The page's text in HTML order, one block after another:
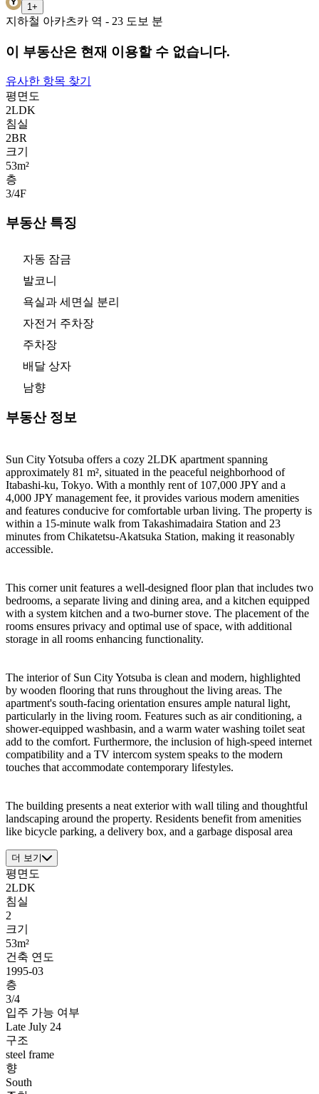
1 +
지하철 아카츠카 역 - 23 도보 분
이 부동산은 현재 이용할 수 없습니다.
유사한 항목 찾기
평면도
2LDK
침실
2BR
크기
53m²
층
3/4F
부동산 특징
자동 잠금
발코니
욕실과 세면실 분리
자전거 주차장
주차장
배달 상자
남향
부동산 정보
Sun City Yotsuba offers a cozy 2LDK apartment spanning
approximately 81 m², situated in the peaceful neighborhood of
Itabashi-ku, Tokyo. With a monthly rent of 107,000 JPY and a
4,000 JPY management fee, it provides various modern amenities
and features conducive for comfortable urban living. The property is
within a 15-minute walk from Takashimadaira Station and 23
minutes from Chikatetsu-Akatsuka Station, making it reasonably
accessible.
This corner unit features a well-designed floor plan that includes two
bedrooms, a separate living and dining area, and a kitchen equipped
with a system kitchen and a two-burner stove. The placement of the
rooms ensures privacy and optimal use of space, with additional
storage in all rooms enhancing functionality.
The interior of Sun City Yotsuba is clean and modern, highlighted
by wooden flooring that runs throughout the living areas. The
apartment's south-facing orientation ensures ample natural light,
particularly in the living room. Features such as air conditioning, a
shower-equipped washbasin, and a warm water washing toilet seat
add to the comfort. Furthermore, the inclusion of high-speed internet
compatibility and a TV intercom system speaks to the modern
touches that accommodate contemporary lifestyles.
The building presents a neat exterior with wall tiling and thoughtful
landscaping around the property. Residents benefit from amenities
like bicycle parking, a delivery box, and a garbage disposal area
더 보기
평면도
2LDK
침실
2
크기
53m²
건축 연도
1995-03
층
3/4
입주 가능 여부
Late July 24
구조
steel frame
향
South